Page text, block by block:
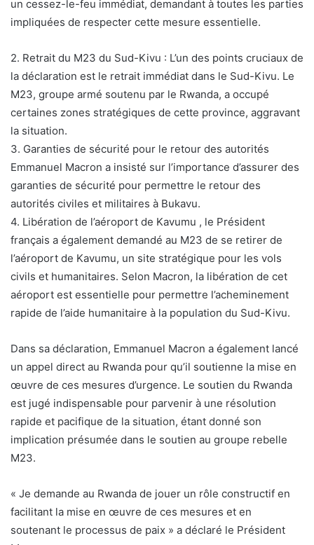
un cessez-le-feu immédiat, demandant à toutes les parties
impliquées de respecter cette mesure essentielle.
2. Retrait du M23 du Sud-Kivu : L’un des points cruciaux de
la déclaration est le retrait immédiat dans le Sud-Kivu. Le
M23, groupe armé soutenu par le Rwanda, a occupé
certaines zones stratégiques de cette province, aggravant
la situation.
3. Garanties de sécurité pour le retour des autorités
Emmanuel Macron a insisté sur l’importance d’assurer des
garanties de sécurité pour permettre le retour des
autorités civiles et militaires à Bukavu.
4. Libération de l’aéroport de Kavumu , le Président
français a également demandé au M23 de se retirer de
l’aéroport de Kavumu, un site stratégique pour les vols
civils et humanitaires. Selon Macron, la libération de cet
aéroport est essentielle pour permettre l’acheminement
rapide de l’aide humanitaire à la population du Sud-Kivu.
Dans sa déclaration, Emmanuel Macron a également lancé
un appel direct au Rwanda pour qu’il soutienne la mise en
œuvre de ces mesures d’urgence. Le soutien du Rwanda
est jugé indispensable pour parvenir à une résolution
rapide et pacifique de la situation, étant donné son
implication présumée dans le soutien au groupe rebelle
M23.
« Je demande au Rwanda de jouer un rôle constructif en
facilitant la mise en œuvre de ces mesures et en
soutenant le processus de paix » a déclaré le Président